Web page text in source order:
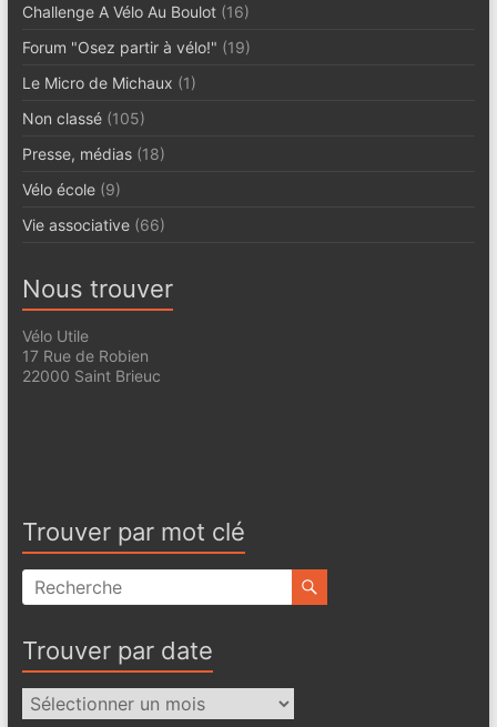
Challenge A Vélo Au Boulot(16)
Forum "Osez partir à vélo!" (19)
Le Micro de Michaux (1)
Non classé(105)
Presse, médias(18)
Vélo école(9)
Vie associative(66)
Nous trouver
Vélo Utile
17 Rue de Robien
22000 Saint Brieuc
Trouver par mot clé
Trouver par date
Trouver
par